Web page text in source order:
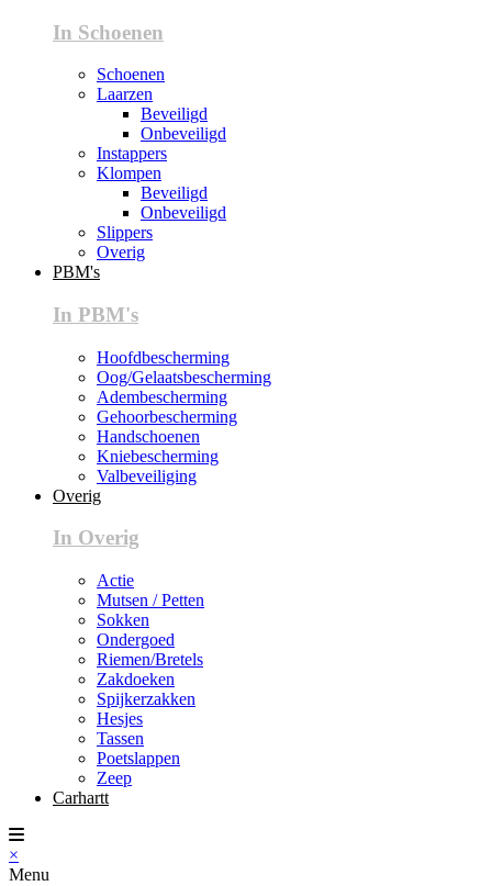
In Schoenen
Schoenen
Laarzen
Beveiligd
Onbeveiligd
Instappers
Klompen
Beveiligd
Onbeveiligd
Slippers
Overig
PBM's
In PBM's
Hoofdbescherming
Oog/Gelaatsbescherming
Adembescherming
Gehoorbescherming
Handschoenen
Kniebescherming
Valbeveiliging
Overig
In Overig
Actie
Mutsen / Petten
Sokken
Ondergoed
Riemen/Bretels
Zakdoeken
Spijkerzakken
Hesjes
Tassen
Poetslappen
Zeep
Carhartt
×
Menu